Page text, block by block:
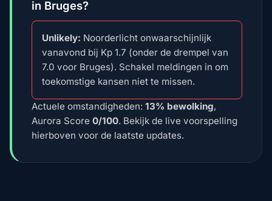
in Bruges?
Unlikely: Noorderlicht onwaarschijnlijk
vanavond bij Kp 1.7 (onder de drempel van
7.0 voor Bruges). Schakel meldingen in om
toekomstige kansen niet te missen.
Actuele omstandigheden: 13% bewolking,
Aurora Score 0/100. Bekijk de live voorspelling
hierboven voor de laatste updates.